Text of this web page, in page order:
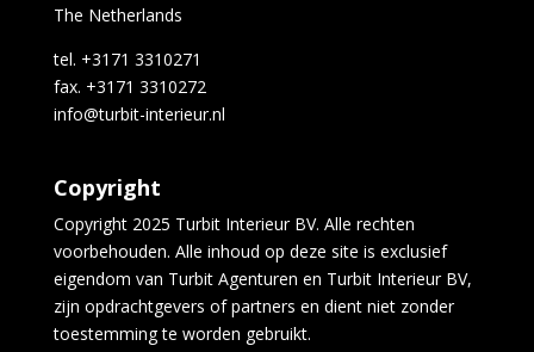
The Netherlands
tel. +3171 3310271
fax. +3171 3310272
info@turbit-interieur.nl
Copyright
Copyright 2025 Turbit Interieur BV. Alle rechten
voorbehouden. Alle inhoud op deze site is exclusief
eigendom van Turbit Agenturen en Turbit Interieur BV,
zijn opdrachtgevers of partners en dient niet zonder
toestemming te worden gebruikt.